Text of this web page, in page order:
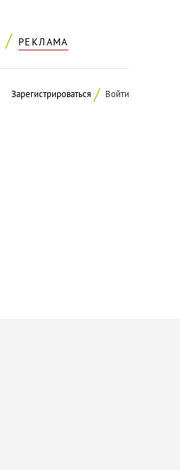
РЕКЛАМА
Зарегистрироваться Войти